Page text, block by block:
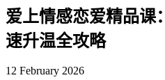
爱上情感恋爱精品课
速升温全攻略
12 February 2026